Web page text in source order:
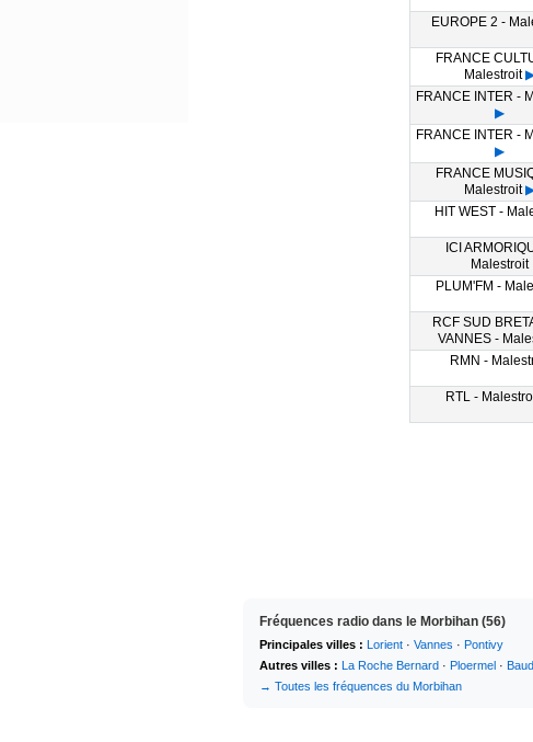
EUROPE 2 -
FRANCE
Malestroit
FRANCE INTER -
▶
FRANCE INTER -
▶
FRANCE
Malestroit
HIT WEST -
ICI
Malestroit
PLUM'FM -
RCF SUD
VANNES -
RMN -
RTL -
Fréquences radio dans le Morbihan (56)
Principales villes : Lorient · Vannes · Pontivy
Autres villes : La Roche Bernard · Ploermel · Baud
→ Toutes les fréquences du Morbihan